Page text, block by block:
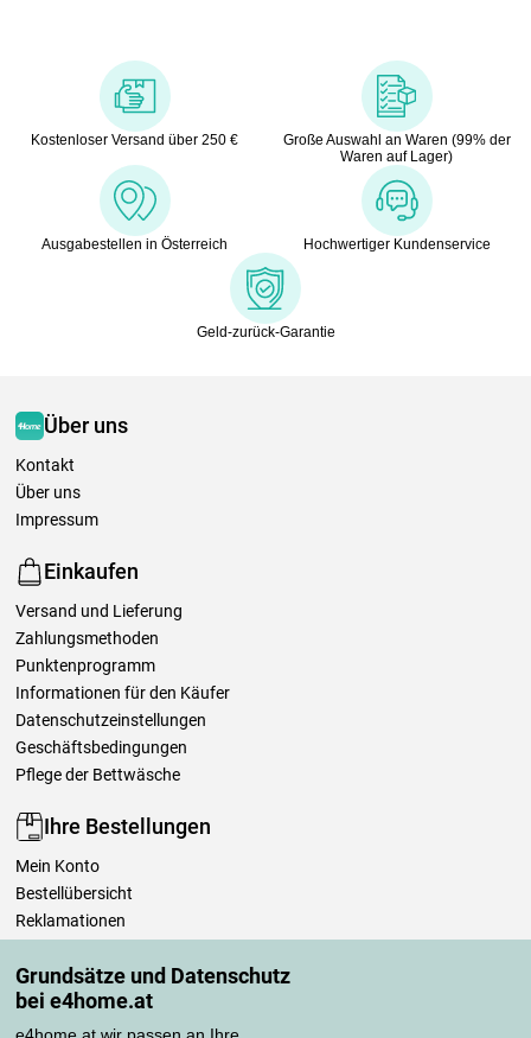
Grundsätze und Datenschutz
bei e4home.at
Kostenloser Versand über 250 €
Große Auswahl an Waren (99% der
Waren auf Lager)
Ausgabestellen in Österreich Hochwertiger Kundenservice
Geld-zurück-Garantie
Über uns
Kontakt
Über uns
Impressum
Einkaufen
Versand und Lieferung
Zahlungsmethoden
Punktenprogramm
Informationen für den Käufer
Datenschutzeinstellungen
Geschäftsbedingungen
Pflege der Bettwäsche
Ihre Bestellungen
Mein Konto
Bestellübersicht
Reklamationen
Einfach mehr wissen
Richtlinien zur Verarbeitung von Bewertungen